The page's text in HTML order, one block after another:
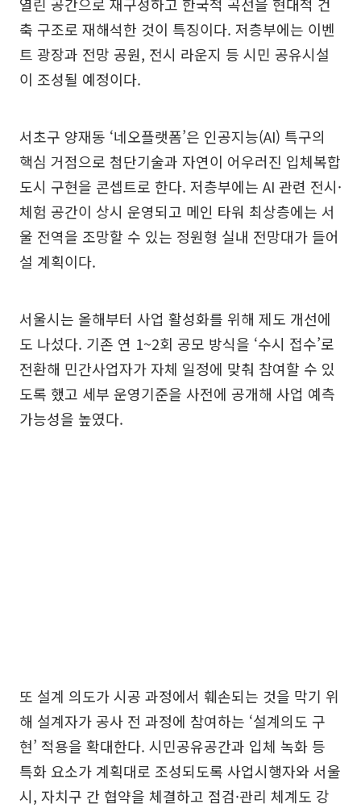
축 구조로 재해석한 것이 특징이다. 저층부에는 이벤
트 광장과 전망 공원, 전시 라운지 등 시민 공유시설
이 조성될 예정이다.
서초구 양재동 ‘네오플랫폼’은 인공지능(AI) 특구의
핵심 거점으로 첨단기술과 자연이 어우러진 입체복합
도시 구현을 콘셉트로 한다. 저층부에는 AI 관련 전시·
체험 공간이 상시 운영되고 메인 타워 최상층에는 서
울 전역을 조망할 수 있는 정원형 실내 전망대가 들어
설 계획이다.
서울시는 올해부터 사업 활성화를 위해 제도 개선에
도 나섰다. 기존 연 1~2회 공모 방식을 ‘수시 접수’로
전환해 민간사업자가 자체 일정에 맞춰 참여할 수 있
도록 했고 세부 운영기준을 사전에 공개해 사업 예측
가능성을 높였다.
또 설계 의도가 시공 과정에서 훼손되는 것을 막기 위
해 설계자가 공사 전 과정에 참여하는 ‘설계의도 구
현’ 적용을 확대한다. 시민공유공간과 입체 녹화 등
특화 요소가 계획대로 조성되도록 사업시행자와 서울
시, 자치구 간 협약을 체결하고 점검·관리 체계도 강